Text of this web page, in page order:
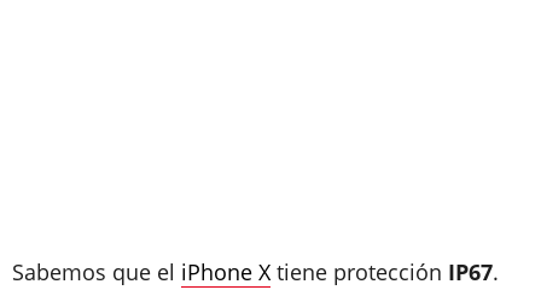
Sabemos que el iPhone X tiene protección IP67.